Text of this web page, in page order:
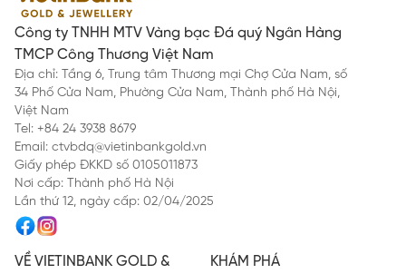
Công ty TNHH MTV Vàng bạc Đá quý Ngân Hàng
TMCP Công Thương Việt Nam
Địa chỉ: Tầng 6, Trung tâm Thương mại Chợ Cửa Nam, số
34 Phố Cửa Nam, Phường Cửa Nam, Thành phố Hà Nội,
Việt Nam
Tel: +84 24 3938 8679
Email: ctvbdq@vietinbankgold.vn
Giấy phép ĐKKD số 0105011873
Nơi cấp: Thành phố Hà Nội
Lần thứ 12, ngày cấp: 02/04/2025
VỀ VIETINBANK GOLD &
KHÁM PHÁ